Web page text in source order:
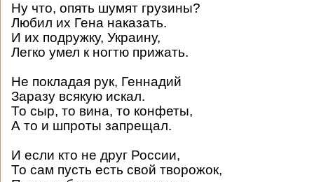
Ну что, опять шумят грузины?
Любил их Гена наказать.
И их подружку, Украину,
Легко умел к ногтю прижать.
Не покладая рук, Геннадий
Заразу всякую искал.
То сыр, то вина, то конфеты,
А то и шпроты запрещал.
И если кто не друг России,
То сам пусть есть свой творожок,